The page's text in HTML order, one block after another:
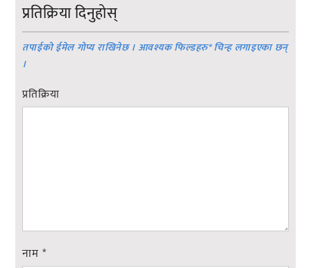
प्रतिक्रिया दिनुहोस्
तपाईको ईमेल गोप्य राखिनेछ । आवश्यक फिल्डहरु*चिन्ह लगाइएका छन्
।
प्रतिक्रिया
नाम *